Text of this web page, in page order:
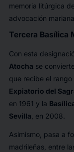
memoria litúrgica de
advocación
Tercera Basílica
Con esta
Atocha se
que recibe el
Expiatorio del
en 1961 y la
Sevilla , en 2008.
Asimismo, pasa a
madrileñas, entre